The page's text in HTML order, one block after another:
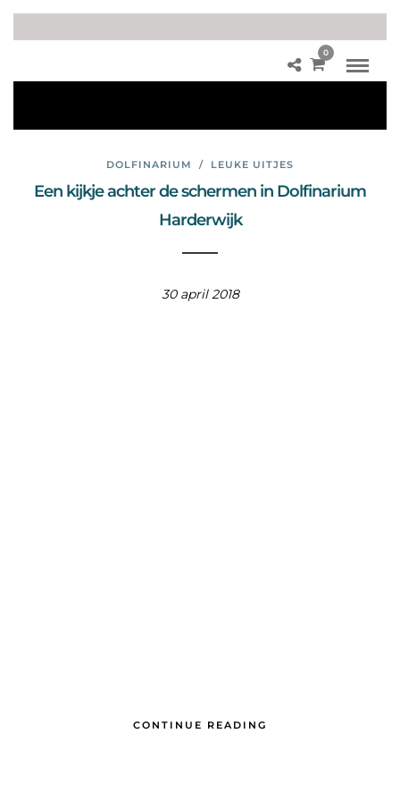
0
DOLFINARIUM / LEUKE UITJES
Een kijkje achter de schermen in Dolfinarium
Harderwijk
30 april 2018
CONTINUE READING